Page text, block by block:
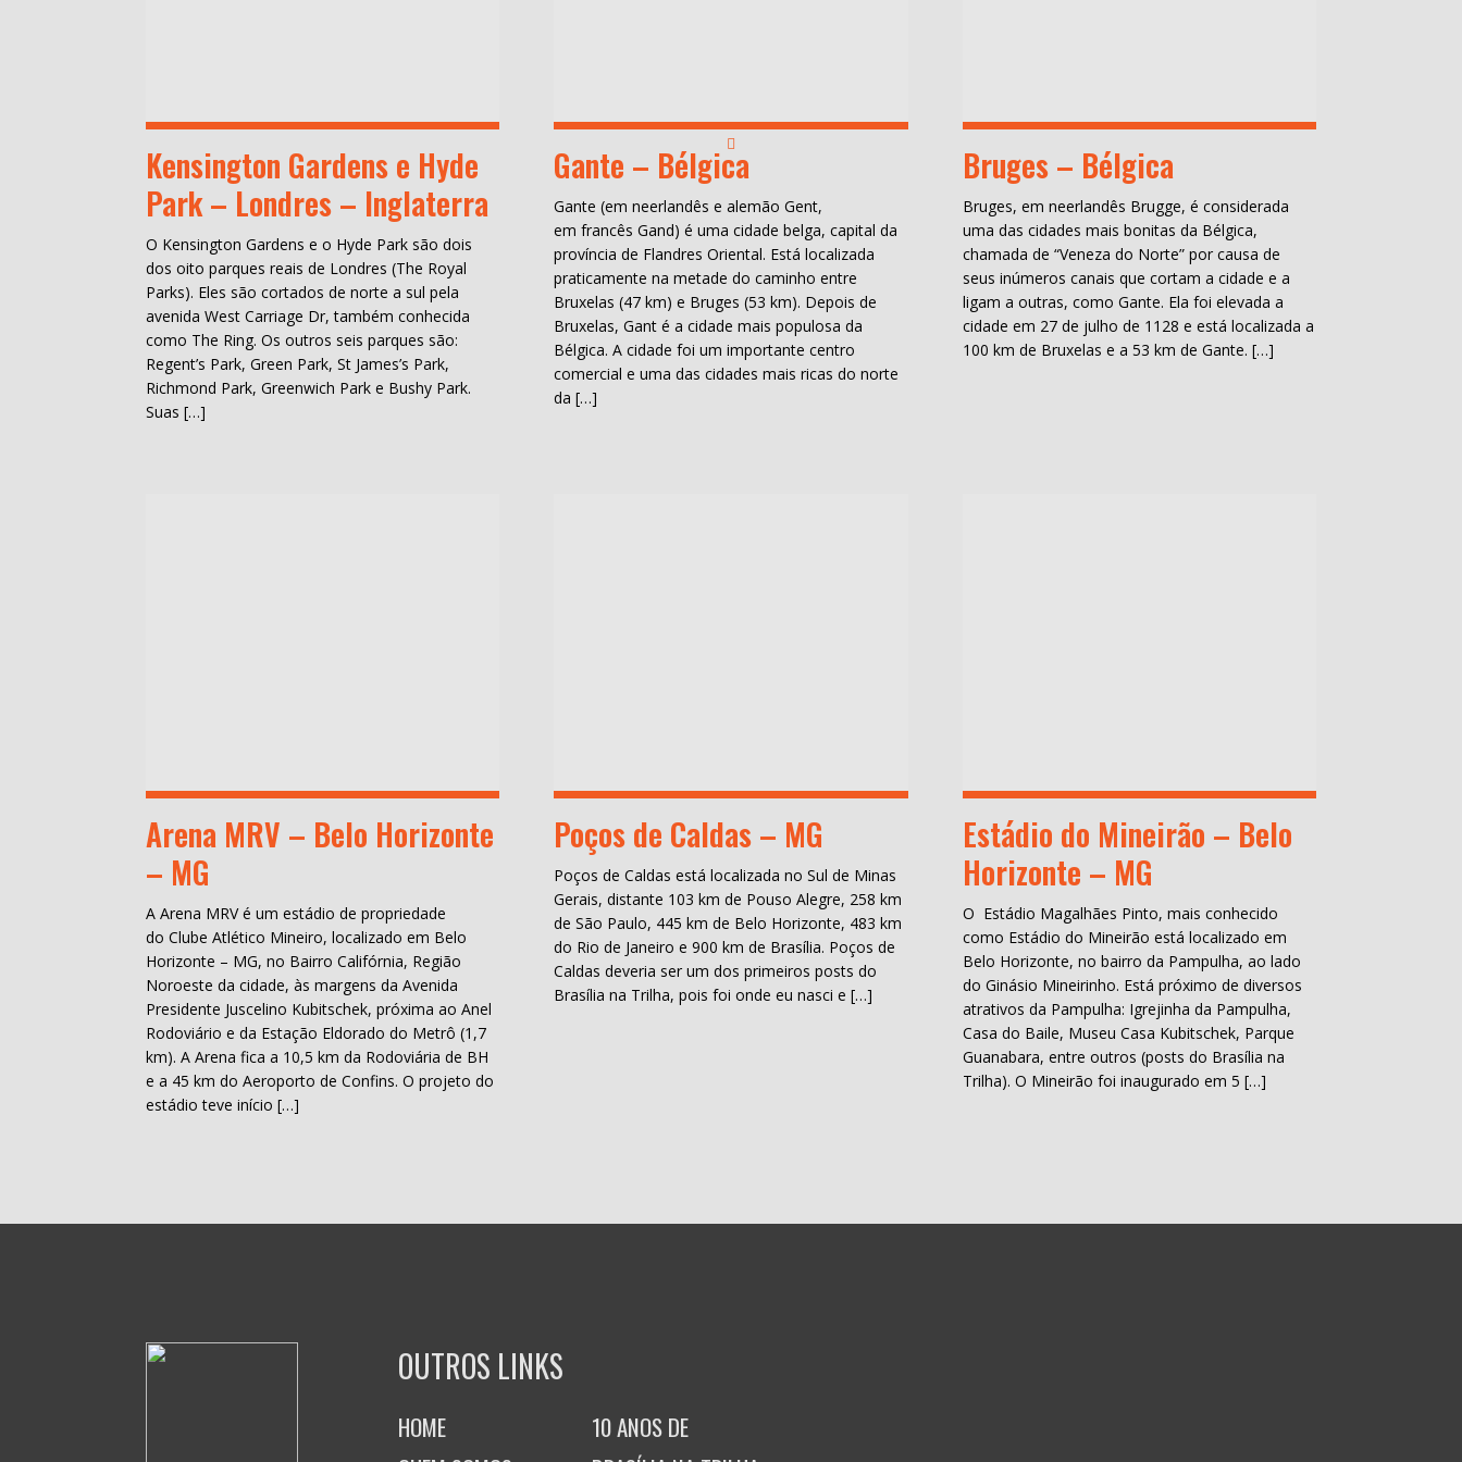
Kensington Gardens e Hyde
Park – Londres – Inglaterra
O Kensington Gardens e o Hyde Park são dois
dos oito parques reais de Londres (The Royal
Parks). Eles são cortados de norte a sul pela
avenida West Carriage Dr, também conhecida
como The Ring. Os outros seis parques são:
Regent’s Park, Green Park, St James’s Park,
Richmond Park, Greenwich Park e Bushy Park.
Suas […]
Gante – Bélgica
Gante (em neerlandês e alemão Gent,
em francês Gand) é uma cidade belga, capital da
província de Flandres Oriental. Está localizada
praticamente na metade do caminho entre
Bruxelas (47 km) e Bruges (53 km). Depois de
Bruxelas, Gant é a cidade mais populosa da
Bélgica. A cidade foi um importante centro
comercial e uma das cidades mais ricas do norte
da […]
Bruges – Bélgica
Bruges, em neerlandês Brugge, é considerada
uma das cidades mais bonitas da Bélgica,
chamada de “Veneza do Norte” por causa de
seus inúmeros canais que cortam a cidade e a
ligam a outras, como Gante. Ela foi elevada a
cidade em 27 de julho de 1128 e está localizada a
100 km de Bruxelas e a 53 km de Gante. […]
Arena MRV – Belo Horizonte
– MG
A Arena MRV é um estádio de propriedade
do Clube Atlético Mineiro, localizado em Belo
Horizonte – MG, no Bairro Califórnia, Região
Noroeste da cidade, às margens da Avenida
Presidente Juscelino Kubitschek, próxima ao Anel
Rodoviário e da Estação Eldorado do Metrô (1,7
km). A Arena fica a 10,5 km da Rodoviária de BH
e a 45 km do Aeroporto de Confins. O projeto do
estádio teve início […]
Poços de Caldas – MG
Poços de Caldas está localizada no Sul de Minas
Gerais, distante 103 km de Pouso Alegre, 258 km
de São Paulo, 445 km de Belo Horizonte, 483 km
do Rio de Janeiro e 900 km de Brasília. Poços de
Caldas deveria ser um dos primeiros posts do
Brasília na Trilha, pois foi onde eu nasci e […]
Estádio do Mineirão – Belo
Horizonte – MG
O Estádio Magalhães Pinto, mais conhecido
como Estádio do Mineirão está localizado em
Belo Horizonte, no bairro da Pampulha, ao lado
do Ginásio Mineirinho. Está próximo de diversos
atrativos da Pampulha: Igrejinha da Pampulha,
Casa do Baile, Museu Casa Kubitschek, Parque
Guanabara, entre outros (posts do Brasília na
Trilha). O Mineirão foi inaugurado em 5 […]
OUTROS LINKS
HOME
10 ANOS DE